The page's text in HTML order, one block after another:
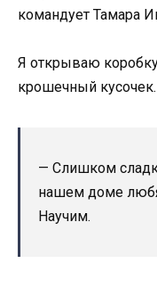
командует Тамара
Я открываю
крошечный
— Слишком
нашем доме
Научим.